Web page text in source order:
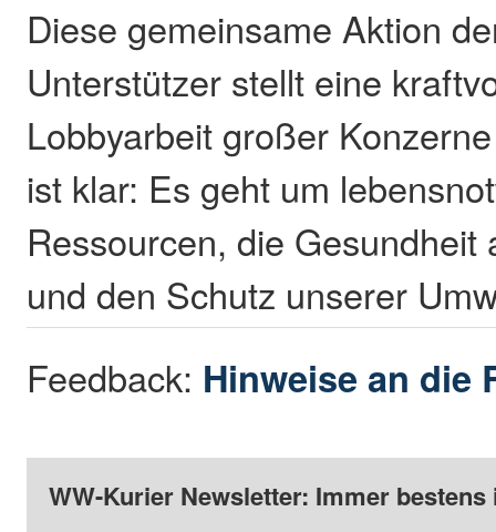
Diese gemeinsame Aktion
Unterstützer stellt eine
Lobbyarbeit großer
ist klar: Es geht um
Ressourcen, die Gesundheit
und den Schutz unserer
Feedback: Hinweise an die
WW-Kurier Newsletter: Immer